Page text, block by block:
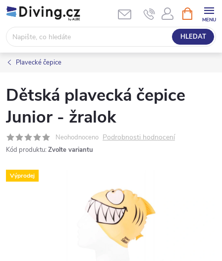
Přejít
na
obsah
HLEDAT
NÁKUPNÍ
KOŠÍK
Plavecké čepice
Dětská plavecká čepice
Junior - žralok
Neohodnoceno Podrobnosti hodnocení
Kód produktu: Zvolte variantu
Výprodej